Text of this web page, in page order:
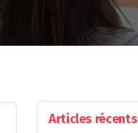
Articles récents